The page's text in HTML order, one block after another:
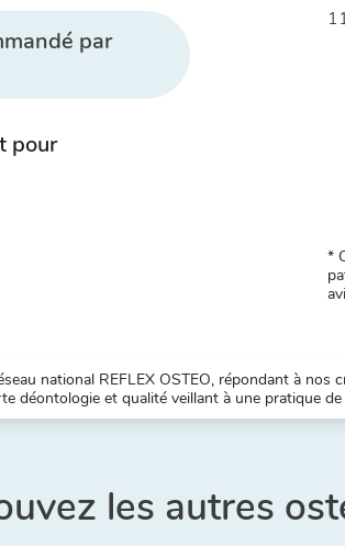
par
pour
*
national REFLEX OSTEO, répondant à
déontologie et qualité veillant à une pratique
les autres